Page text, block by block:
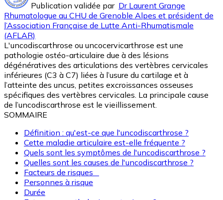
Publication validée par Dr Laurent Grange
Rhumatologue au CHU de Grenoble Alpes et président de
l’Association Française de Lutte Anti-Rhumatismale
(AFLAR)
L'uncodiscarthrose ou uncocervicarthrose est une
pathologie ostéo-articulaire due à des lésions
dégénératives des articulations des vertèbres cervicales
inférieures (C3 à C7) liées à l’usure du cartilage et à
l’atteinte des uncus, petites excroissances osseuses
spécifiques des vertèbres cervicales. La principale cause
de l’uncodiscarthrose est le vieillissement.
SOMMAIRE
Définition : qu'est-ce que l'uncodiscarthrose ?
Cette maladie articulaire est-elle fréquente ?
Quels sont les symptômes de l'uncodiscarthrose ?
Quelles sont les causes de l'uncodiscarthrose ?
Facteurs de risques
Personnes à risque
Durée